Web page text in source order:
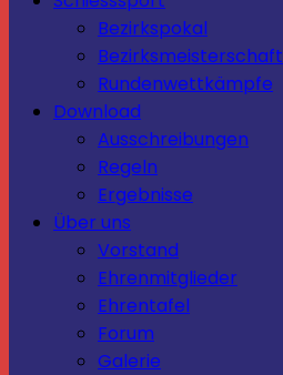
Bezirkspokal
Bezirksmeisterschaft
Rundenwettkämpfe
Download
Ausschreibungen
Regeln
Ergebnisse
Über uns
Vorstand
Ehrenmitglieder
Ehrentafel
Forum
Galerie